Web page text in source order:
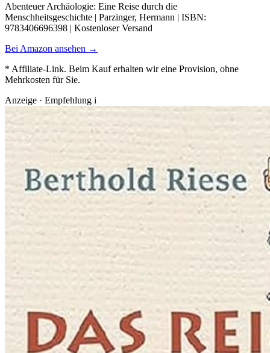
Abenteuer Archäologie: Eine Reise durch die
Menschheitsgeschichte | Parzinger, Hermann | ISBN:
9783406696398 | Kostenloser Versand
Bei Amazon ansehen →
* Affiliate-Link. Beim Kauf erhalten wir eine Provision, ohne
Mehrkosten für Sie.
Anzeige · Empfehlung i